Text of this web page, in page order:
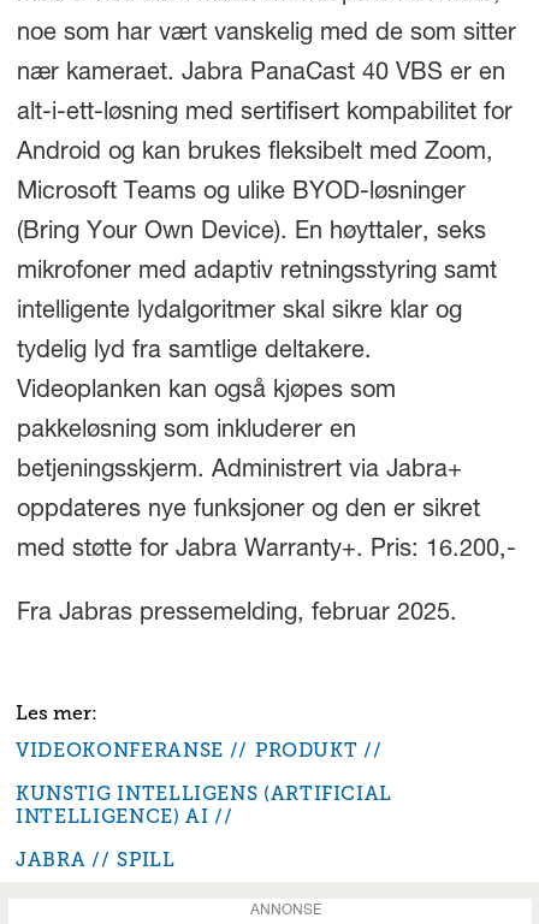
noe som har vært vanskelig med de som sitter
nær kameraet. Jabra PanaCast 40 VBS er en
alt-i-ett-løsning med sertifisert kompabilitet for
Android og kan brukes fleksibelt med Zoom,
Microsoft Teams og ulike BYOD-løsninger
(Bring Your Own Device). En høyttaler, seks
mikrofoner med adaptiv retningsstyring samt
intelligente lydalgoritmer skal sikre klar og
tydelig lyd fra samtlige deltakere.
Videoplanken kan også kjøpes som
pakkeløsning som inkluderer en
betjeningsskjerm. Administrert via Jabra+
oppdateres nye funksjoner og den er sikret
med støtte for Jabra Warranty+. Pris: 16.200,-
Fra Jabras pressemelding, februar 2025.
VIDEOKONFERANSE
PRODUKT
KUNSTIG INTELLIGENS (ARTIFICIAL
INTELLIGENCE) AI
JABRA
SPILL
ANNONSE